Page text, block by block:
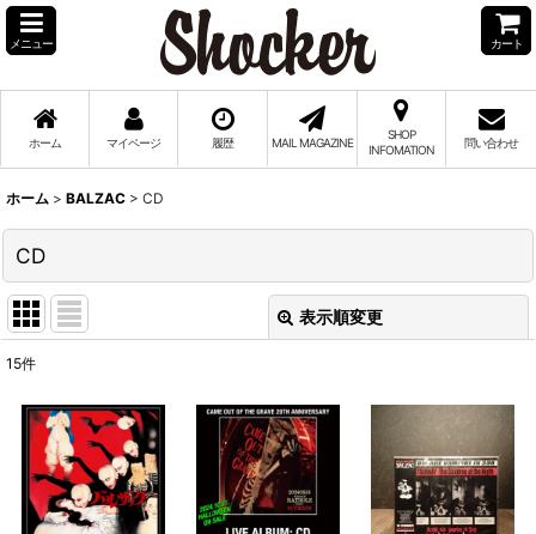
メニュー カート
ホーム マイページ 履歴 MAIL MAGAZINE
SHOP
INFOMATION
問い合わせ
ホーム > BALZAC > CD
CD
表示順変更
並び順:
絞り込む
15件